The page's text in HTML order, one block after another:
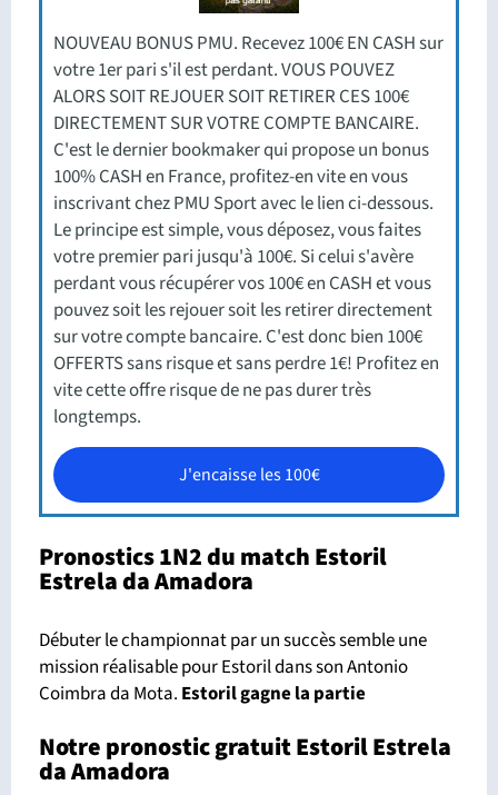
NOUVEAU BONUS PMU. Recevez 100€ EN CASH sur
votre 1er pari s'il est perdant. VOUS POUVEZ
ALORS SOIT REJOUER SOIT RETIRER CES 100€
DIRECTEMENT SUR VOTRE COMPTE BANCAIRE.
C'est le dernier bookmaker qui propose un bonus
100% CASH en France, profitez-en vite en vous
inscrivant chez PMU Sport avec le lien ci-dessous.
Le principe est simple, vous déposez, vous faites
votre premier pari jusqu'à 100€. Si celui s'avère
perdant vous récupérer vos 100€ en CASH et vous
pouvez soit les rejouer soit les retirer directement
sur votre compte bancaire. C'est donc bien 100€
OFFERTS sans risque et sans perdre 1€! Profitez en
vite cette offre risque de ne pas durer très
longtemps.
J'encaisse les 100€
Pronostics 1N2 du match Estoril
Estrela da Amadora
Débuter le championnat par un succès semble une
mission réalisable pour Estoril dans son Antonio
Coimbra da Mota. Estoril gagne la partie
Notre pronostic gratuit Estoril Estrela
da Amadora